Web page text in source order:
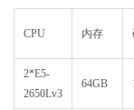
CPU 内存
2*E5-
2650Lv3
64GB